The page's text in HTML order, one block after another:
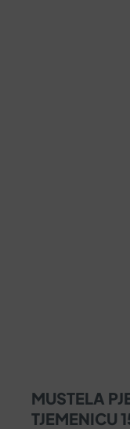
MUSTELA
TJEMENICU